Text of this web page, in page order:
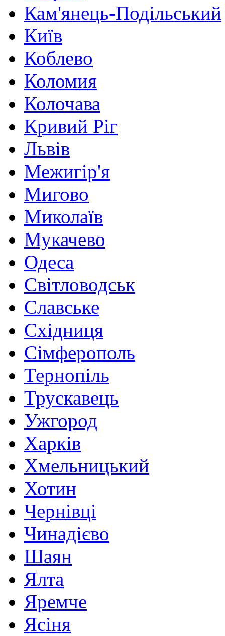
Кам'янець-Подільський
Київ
Коблево
Коломия
Колочава
Кривий Ріг
Львів
Межигір'я
Мигово
Миколаїв
Мукачево
Одеса
Світловодськ
Славське
Східниця
Сімферополь
Тернопіль
Трускавець
Ужгород
Харків
Хмельницький
Хотин
Чернівці
Чинадієво
Шаян
Ялта
Яремче
Ясіня